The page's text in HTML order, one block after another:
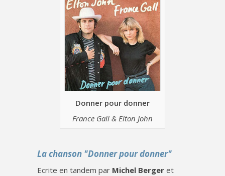
Donner pour donner
France Gall & Elton John
La chanson "Donner pour donner"
Ecrite en tandem par Michel Berger et